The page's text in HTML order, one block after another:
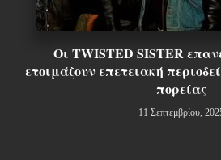
Οι TWISTED SISTER
ετοιμάζουν επετειακή
πορείας
11 Σεπτεμβρίου,